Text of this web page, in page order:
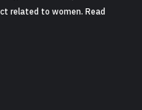
related to women. Read